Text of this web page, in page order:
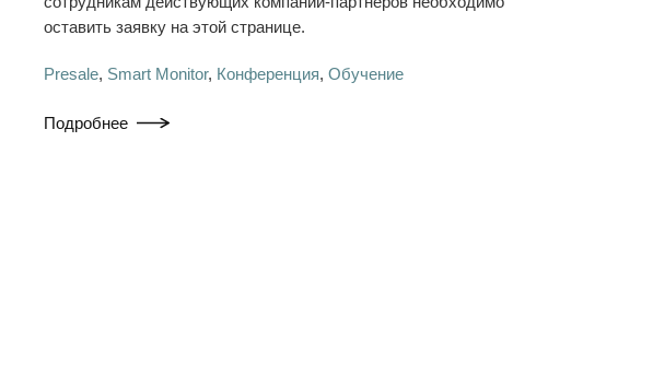
оставить заявку на этой странице.
Presale, Smart Monitor, Конференция, Обучение
Подробнее